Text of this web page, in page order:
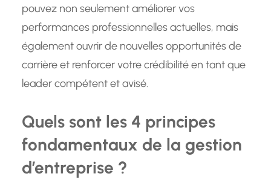
pouvez non seulement améliorer vos
performances professionnelles actuelles, mais
également ouvrir de nouvelles opportunités de
carrière et renforcer votre crédibilité en tant que
leader compétent et avisé.
Quels sont les 4 principes
fondamentaux de la gestion
d’entreprise ?